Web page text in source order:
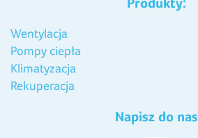
Wentylacja
Pompy ciepła
Klimatyzacja
Rekuperacja
Napisz do nas